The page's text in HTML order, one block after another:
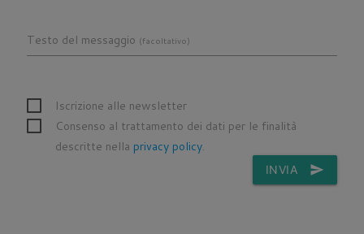
Testo del messaggio (facoltativo)
Iscrizione alle newsletter
Consenso al trattamento dei dati per le finalità
descritte nella privacy policy.
INVIA send